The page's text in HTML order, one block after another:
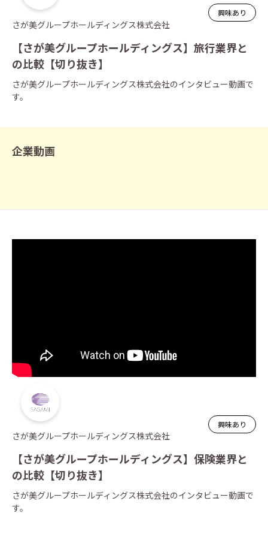
興味あり
さが美グループホールディングス株式会社
【さが美グループホールディングス】旅行業界と
の比較【切り抜き】
さが美グループホールディングス株式会社のインタビュー動画で
す。
企業動画
興味あり
さが美グループホールディングス株式会社
【さが美グループホールディングス】保険業界と
の比較【切り抜き】
さが美グループホールディングス株式会社のインタビュー動画で
す。